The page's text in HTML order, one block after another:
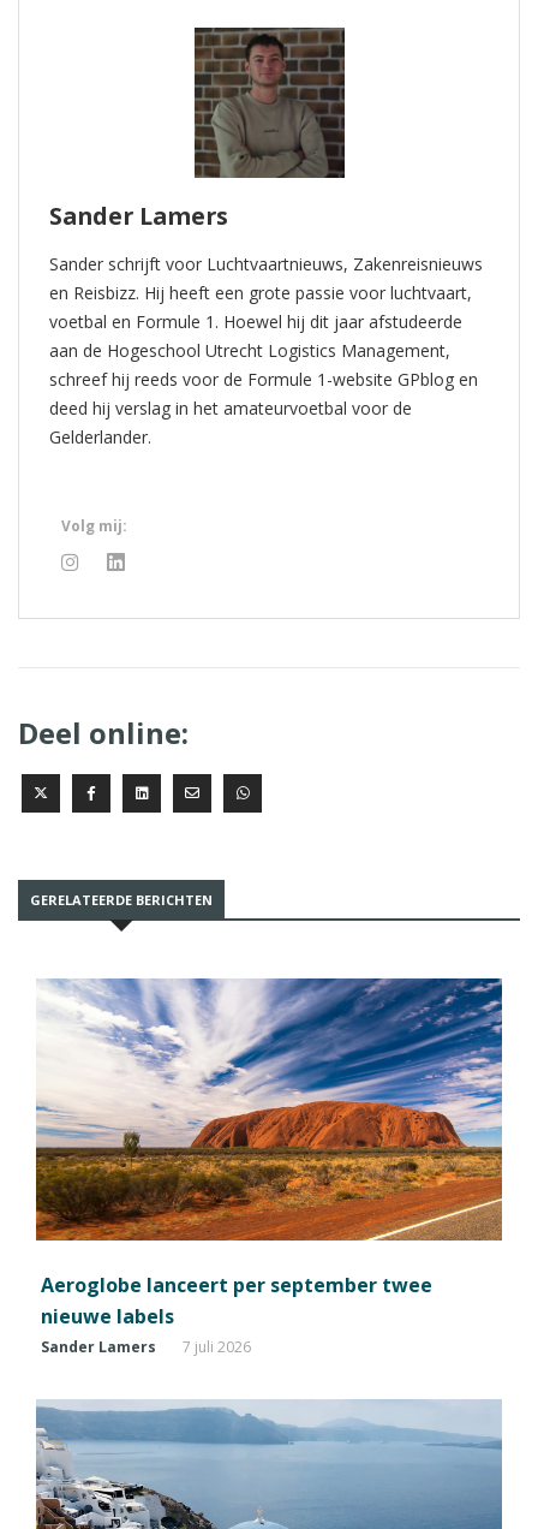
Sander Lamers
Sander schrijft voor Luchtvaartnieuws, Zakenreisnieuws
en Reisbizz. Hij heeft een grote passie voor luchtvaart,
voetbal en Formule 1. Hoewel hij dit jaar afstudeerde
aan de Hogeschool Utrecht Logistics Management,
schreef hij reeds voor de Formule 1-website GPblog en
deed hij verslag in het amateurvoetbal voor de
Gelderlander.
Volg mij:
Deel online:
GERELATEERDE BERICHTEN
Aeroglobe lanceert per september twee
nieuwe labels
Sander Lamers 7 juli 2026